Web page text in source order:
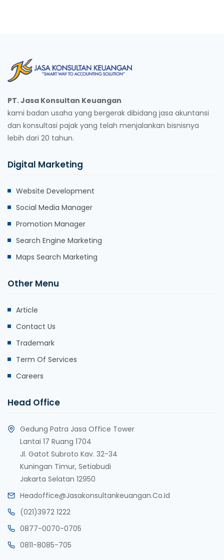
PT. Jasa Konsultan Keuangan
kami badan usaha yang bergerak dibidang jasa akuntansi
dan konsultasi pajak yang telah menjalankan bisnisnya
lebih dari 20 tahun.
Digital Marketing
Website Development
Social Media Manager
Promotion Manager
Search Engine Marketing
Maps Search Marketing
Other Menu
Article
Contact Us
Trademark
Term Of Services
Careers
Head Office
Gedung Patra Jasa Office Tower
Lantai 17 Ruang 1704
Jl. Gatot Subroto Kav. 32-34
Kuningan Timur, Setiabudi
Jakarta Selatan 12950
Headoffice@jasakonsultankeuangan.co.id
(021)3972 1222
0877-0070-0705
0811-8085-705